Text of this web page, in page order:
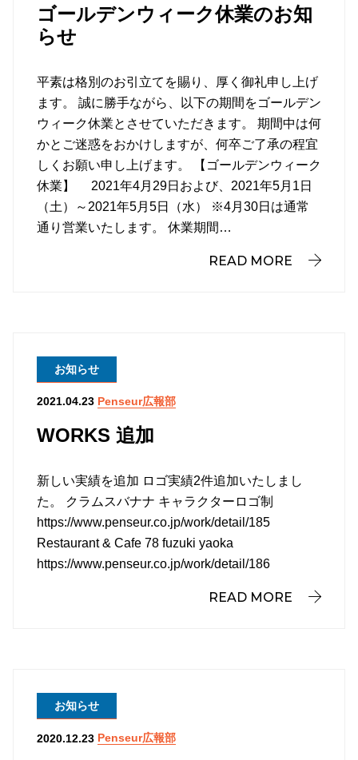
ゴールデンウィーク休業のお知
らせ
平素は格別のお引立てを賜り、厚く御礼申し上げ
ます。 誠に勝手ながら、以下の期間をゴールデン
ウィーク休業とさせていただきます。 期間中は何
かとご迷惑をおかけしますが、何卒ご了承の程宜
しくお願い申し上げます。 【ゴールデンウィーク
休業】 2021年4月29日および、2021年5月1日
（土）～2021年5月5日（水） ※4月30日は通常
通り営業いたします。 休業期間…
READ MORE
WORKS 追加
お知らせ
2021.04.23 Penseur広報部
新しい実績を追加 ロゴ実績2件追加いたしまし
た。 クラムスバナナ キャラクターロゴ制
https://www.penseur.co.jp/work/detail/185
Restaurant & Cafe 78 fuzuki yaoka
https://www.penseur.co.jp/work/detail/186
READ MORE
お知らせ
2020.12.23 Penseur広報部